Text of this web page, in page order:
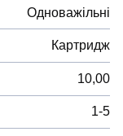
Одноважільні
Картридж
10,00
1-5